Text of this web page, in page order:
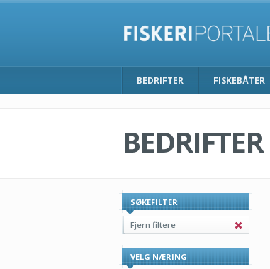
BEDRIFTER FISKEBÅTER
BEDRIFTER
SØKEFILTER
Fjern filtere
VELG NÆRING